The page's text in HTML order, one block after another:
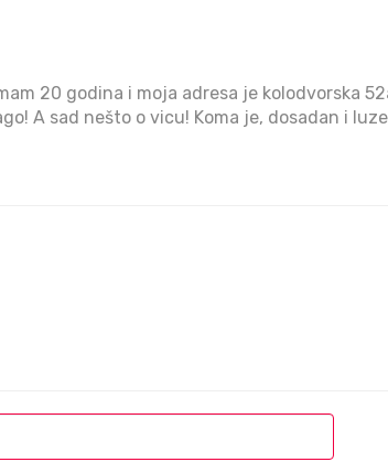
20 godina i moja adresa je kolodvorska
A sad nešto o vicu! Koma je, dosadan i